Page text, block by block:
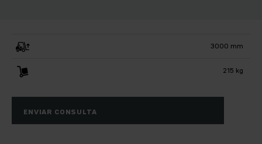
3000 mm
215 kg
ENVIAR CONSULTA